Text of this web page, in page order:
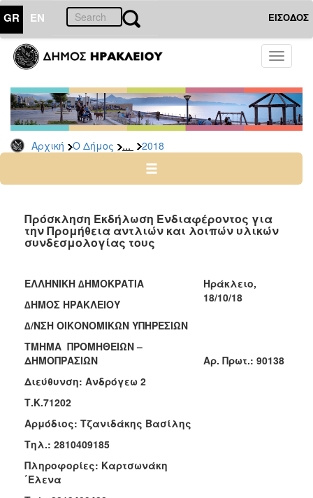
GR EN ΕΙΣΟΔΟΣ
Toggle
Αρχική Ο Δήμος ... 2018
ΔΗΜΟΣ
Διακηρύξεις
-
Δημοπρασίες
Αρχείο
2025
2023
2022
2020
2019
2018
2017
Πρόσκληση Εκδήλωση Ενδιαφέροντος για
την Προμήθεια αντλιών και λοιπών υλικών
συνδεσμολογίας τους
ΕΛΛΗΝΙΚΗ ∆ΗΜΟΚΡΑΤΙΑ
∆ΗΜΟΣ ΗΡΑΚΛΕΙΟΥ
∆/ΝΣΗ ΟΙΚΟΝΟΜΙΚΩΝ ΥΠΗΡΕΣΙΩΝ
ΤΜΗΜΑ ΠΡΟΜΗΘΕΙΩΝ –
ΔΗΜΟΠΡΑΣΙΩΝ
Διεύθυνση: Ανδρόγεω 2
Τ.Κ.71202
Αρμόδιος: Τζανιδάκης Βασίλης
Τηλ.: 2810409185
Πληροφορίες: Καρτσωνάκη
΄Ελενα
Ηράκλειο,
18/10/18
Aρ. Πρωτ.: 90138